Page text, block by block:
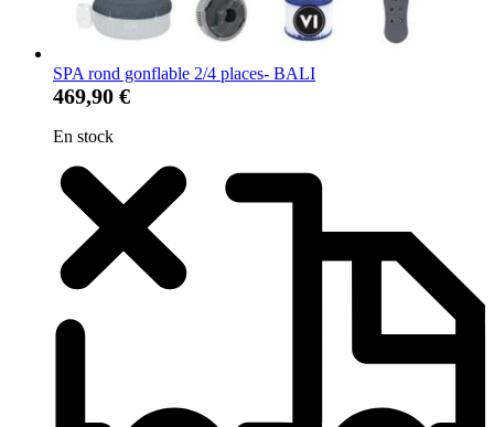
SPA rond gonflable 2/4 places- BALI
469,90 €
En stock